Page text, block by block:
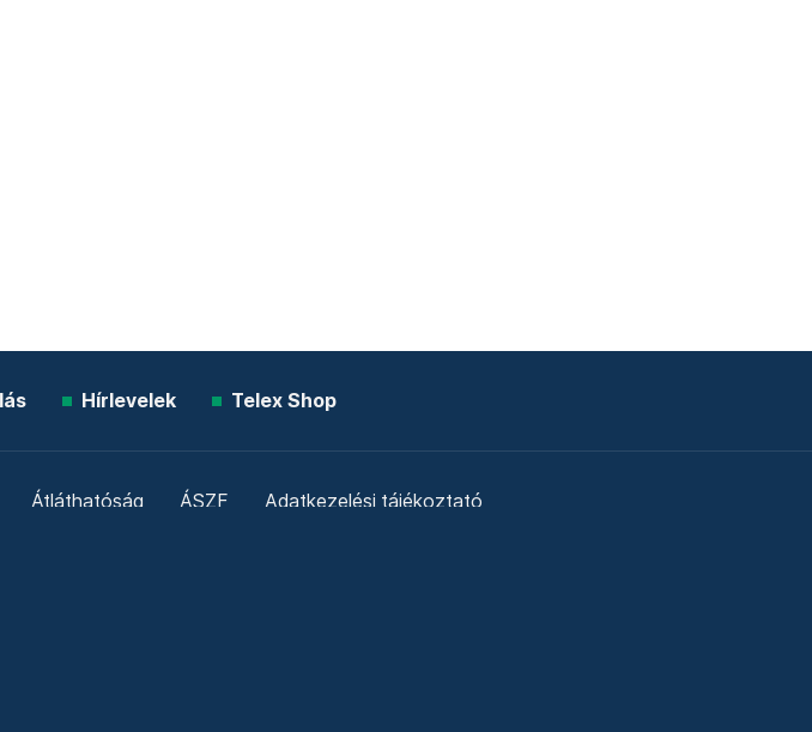
Hírlevelek Telex Shop
Átláthatóság ÁSZF Adatkezelési tájékoztató